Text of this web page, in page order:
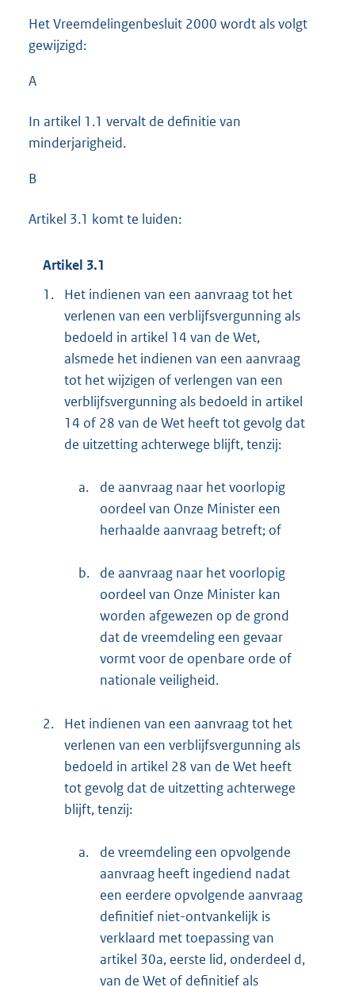
Het Vreemdelingenbesluit 2000 wordt als volgt
gewijzigd:
A
In artikel 1.1 vervalt de definitie van
minderjarigheid.
B
Artikel 3.1 komt te luiden:
Artikel 3.1
1.
Het indienen van een aanvraag tot het
verlenen van een verblijfsvergunning als
bedoeld in artikel 14 van de Wet,
alsmede het indienen van een aanvraag
tot het wijzigen of verlengen van een
verblijfsvergunning als bedoeld in artikel
14 of 28 van de Wet heeft tot gevolg dat
de uitzetting achterwege blijft, tenzij:
a.
de aanvraag naar het voorlopig
oordeel van Onze Minister een
herhaalde aanvraag betreft; of
b.
de aanvraag naar het voorlopig
oordeel van Onze Minister kan
worden afgewezen op de grond
dat de vreemdeling een gevaar
vormt voor de openbare orde of
nationale veiligheid.
2.
Het indienen van een aanvraag tot het
verlenen van een verblijfsvergunning als
bedoeld in artikel 28 van de Wet heeft
tot gevolg dat de uitzetting achterwege
blijft, tenzij:
a.
de vreemdeling een opvolgende
aanvraag heeft ingediend nadat
een eerdere opvolgende aanvraag
definitief niet-ontvankelijk is
verklaard met toepassing van
artikel 30a, eerste lid, onderdeel d,
van de Wet of definitief als